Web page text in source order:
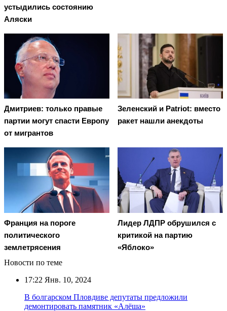
устыдились состоянию
Аляски
Дмитриев: только правые
партии могут спасти Европу
от мигрантов
Зеленский и Patriot: вместо
ракет нашли анекдоты
Франция на пороге
политического
землетрясения
Лидер ЛДПР обрушился с
критикой на партию
«Яблоко»
Новости по теме
17:22 Янв. 10, 2024
В болгарском Пловдиве депутаты предложили
демонтировать памятник «Алёша»